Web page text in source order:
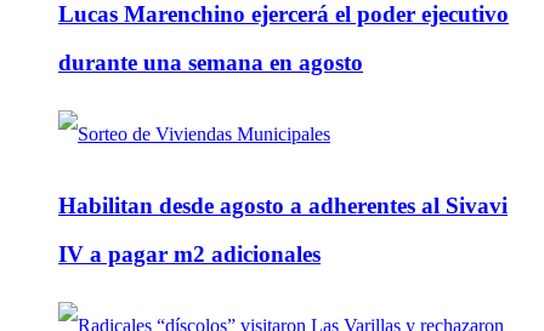
Lucas Marenchino ejercerá el poder ejecutivo
durante una semana en agosto
Habilitan desde agosto a adherentes al Sivavi
IV a pagar m2 adicionales